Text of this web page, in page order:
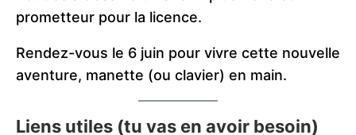
prometteur pour la licence.
Rendez-vous le 6 juin pour vivre cette nouvelle
aventure, manette (ou clavier) en main.
Liens utiles (tu vas en avoir besoin)